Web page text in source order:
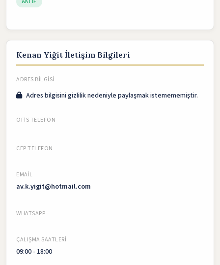
Kenan Yiğit İletişim Bilgileri
ADRES BILGISI
Adres bilgisini gizlilik nedeniyle paylaşmak istemememiştir.
OFIS TELEFON
CEP TELEFON
EMAIL
av.k.yigit@hotmail.com
WHATSAPP
ÇALIŞMA SAATLERI
09:00 - 18:00